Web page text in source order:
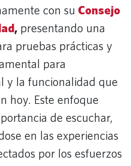
con su Consejo
, presentando una
pruebas prácticas y
para
y la funcionalidad que
hoy. Este enfoque
de escuchar,
en las experiencias
por los esfuerzos